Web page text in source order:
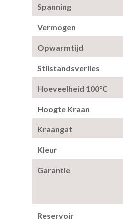
Spanning
Vermogen
Opwarmtijd
Stilstandsverlies
Hoeveelheid 100°C
Hoogte Kraan
Kraangat
Kleur
Garantie
Reservoir